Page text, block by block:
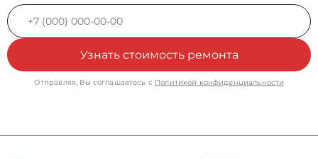
Узнать стоимость ремонта
Отправляя, Вы соглашаетесь с Политикой конфиденциальности